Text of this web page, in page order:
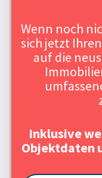
Wenn noch
sich jetzt
auf die
Inklusive
Objektdaten